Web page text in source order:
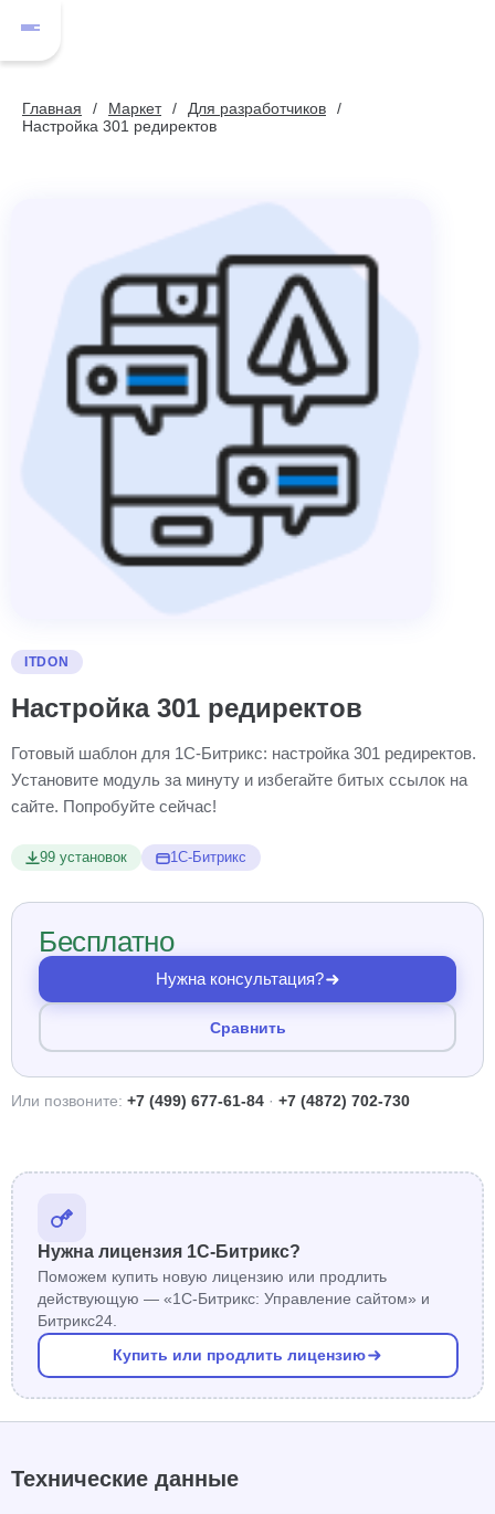
Главная Маркет
Для разработчиков
Настройка 301 редиректов
ITDON
Настройка 301 редиректов
Готовый шаблон для 1С-Битрикс: настройка 301 редиректов.
Установите модуль за минуту и избегайте битых ссылок на
сайте. Попробуйте сейчас!
99 установок 1С-Битрикс
Бесплатно
Нужна консультация?
Сравнить
Или позвоните: +7 (499) 677-61-84 · +7 (4872) 702-730
Нужна лицензия 1С-Битрикс?
Поможем купить новую лицензию или продлить
действующую — «1С-Битрикс: Управление сайтом» и
Битрикс24.
Купить или продлить лицензию
Технические данные